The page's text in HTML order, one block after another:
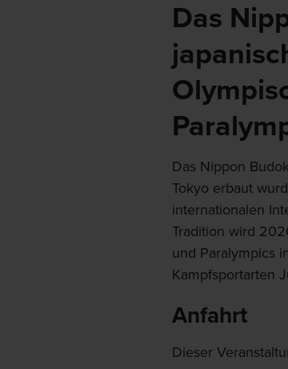
Das
Das Nippon
Tokyo erbaut
internationalen
Tradition wird
und Paralympics
Kampfsportarten
Anfahrt
Dieser